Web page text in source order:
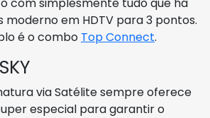
moderno em HDTV para 3 pontos.
é o combo Top Connect.
via Satélite sempre oferece
especial para garantir o